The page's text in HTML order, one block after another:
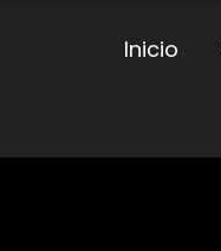
Inicio